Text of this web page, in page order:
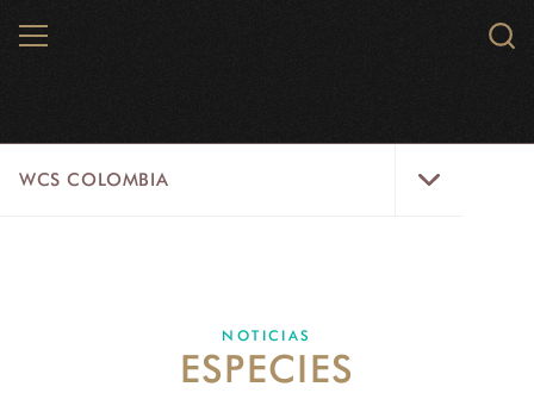
MENU
WCS COLOMBIA
EJES ESTRATÉGICOS
NOTICIAS
ESPECIES